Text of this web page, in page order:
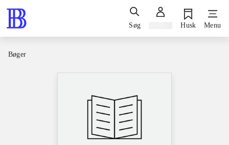
Søg Husk Menu
Bøger